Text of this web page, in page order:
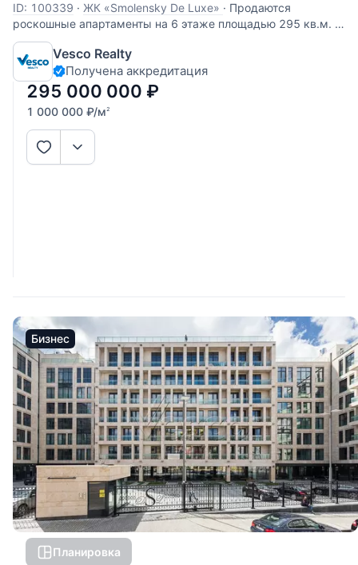
ID: 100339 · ЖК «Smolensky De Luxe» · Продаются
роскошные апартаменты на 6 этаже площадью 295 кв.м. в
ЖК SMOLENSKY DE LUXE. Одно из лучших предложений в
данном комплексе. Предполагаемая планировка: кухня-
столовая, гостиная, 4 спальни, 3-4 санузла, постирочная,
гардероб, 2 балкона. В
Vesco Realty
Получена аккредитация
295 000 000 ₽
1 000 000 ₽/м2
Бизнес
Планировка